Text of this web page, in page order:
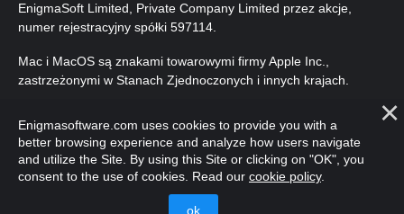
EnigmaSoft Limited, Private Company Limited przez akcje,
numer rejestracyjny spółki 597114.
Mac i MacOS są znakami towarowymi firmy Apple Inc.,
zastrzeżonymi w Stanach Zjednoczonych i innych krajach.
zastrzeżone.
Enigmasoftware.com uses cookies to provide you with a
better browsing experience and analyze how users navigate
and utilize the Site. By using this Site or clicking on "OK", you
consent to the use of cookies. Read our cookie policy.